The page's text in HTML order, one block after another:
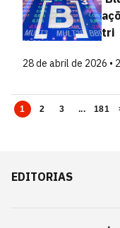
tri
28 de abril de 2026 •
1 2 3 ... 181
EDITORIAS